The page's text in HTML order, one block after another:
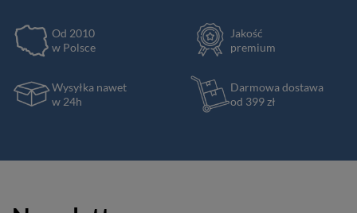
Od 2010
w Polsce
Jakość
premium
Wysyłka nawet
w 24h
Darmowa dostawa
od 399 zł